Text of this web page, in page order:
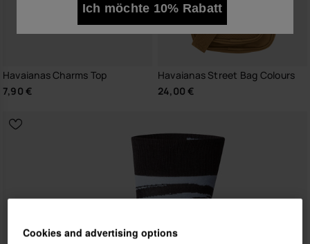
Havaianas Charms Top
7,90 €
Havaianas Street Bag Colours
24,00 €
Ich möchte 10% Rabatt
Cookies and advertising options